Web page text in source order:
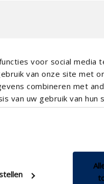
voor social media
van onze site met
combineren met
van uw gebruik van hun